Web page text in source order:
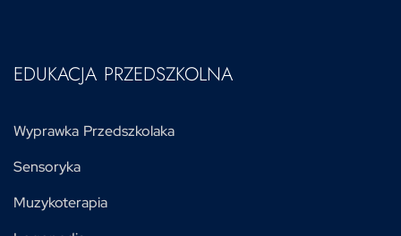
EDUKACJA PRZEDSZKOLNA
Wyprawka Przedszkolaka
Sensoryka
Muzykoterapia